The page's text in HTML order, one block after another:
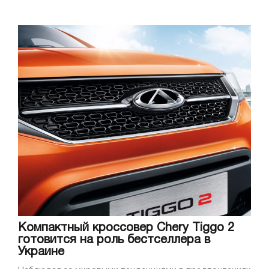
Компактный кроссовер Chery Tiggo 2
готовится на роль бестселлера в
Украине